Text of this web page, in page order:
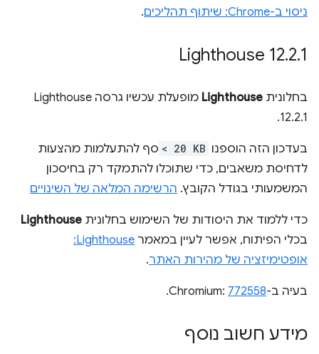
ניסוי ב-Chrome: שיתוף תהליכים
.
Lighthouse 12.2.1
בחלונית Lighthouse
מופעלת עכשיו גרסה Lighthouse
12.2.1.
בעדכון הזה הוספנו < 20 KB סף להתעלמות מהצעות
לדחיסת משאבים, כדי שתוכלו להתמקד רק בחיסכון
המשמעותי בגודל הקובץ. הרשימה המלאה של השינויים
כדי ללמוד את היסודות של השימוש בחלונית Lighthouse
בכלי הפיתוח, אפשר לעיין במאמר
Lighthouse:
אופטימיזציה של מהירות האתר.
בעיה ב-Chromium:772558
.
מידע חשוב נוסף